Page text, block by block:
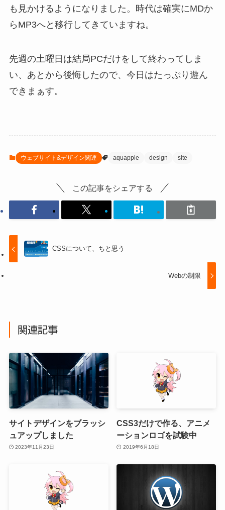
も見かけるようになりました。時代は確実にMDか
らMP3へと移行してきていますね。
先週の土曜日は結局PCだけをして終わってしま
い、あとから後悔したので、今日はたっぷり遊ん
できまぁす。
ウェブサイト&デザイン関連 aquapple design site
この記事をシェアする
CSSについて、ちと思う
Webの制限
関連記事
サイトデザインをブラッシ
ュアップしました
2023年11月23日
CSS3だけで作る、アニメ
ーションロゴを試験中
2019年6月18日